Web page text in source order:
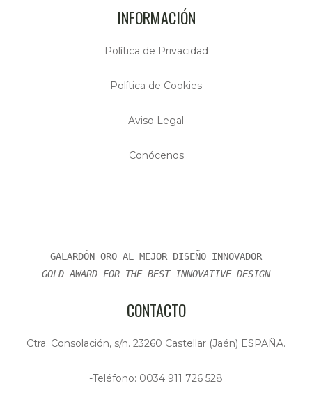
INFORMACIÓN
Política de Privacidad
Política de Cookies
Aviso Legal
Conócenos
GALARDÓN ORO AL MEJOR DISEÑO INNOVADOR
GOLD AWARD FOR THE BEST INNOVATIVE DESIGN
CONTACTO
Ctra. Consolación, s/n. 23260 Castellar (Jaén) ESPAÑA.
-Teléfono: 0034 911 726 528